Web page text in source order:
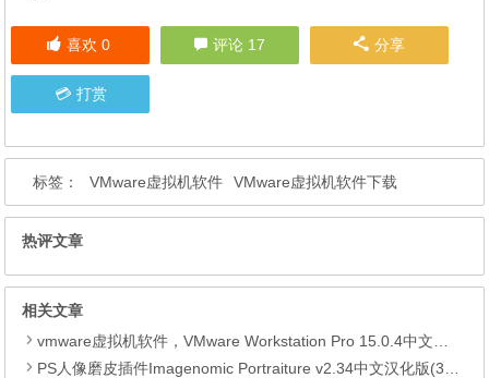
喜欢 0 评论 17 分享
打赏
标签： VMware虚拟机软件 VMware虚拟机软件下载
热评文章
相关文章
vmware虚拟机软件，VMware Workstation Pro 15.0.4中文版下载
PS人像磨皮插件Imagenomic Portraiture v2.34中文汉化版(32/64bit)